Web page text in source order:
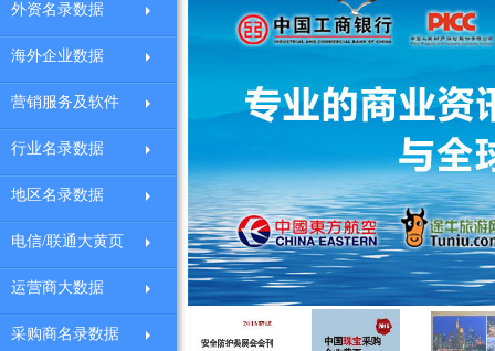
外资名录数据
海外企业数据
营销服务及软件
行业名录数据
地区名录数据
电信/联通大黄页
运营商大数据
采购商名录数据